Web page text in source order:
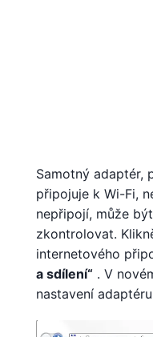
Samotný adaptér,
připojuje k Wi-Fi,
nepřipojí, může
zkontrolovat.
internetového
a sdílení“ . V
nastavení